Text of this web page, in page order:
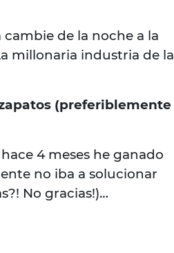
de la noche a la
millonaria industria de la
(preferiblemente
4 meses he ganado
no iba a solucionar
No gracias!)…